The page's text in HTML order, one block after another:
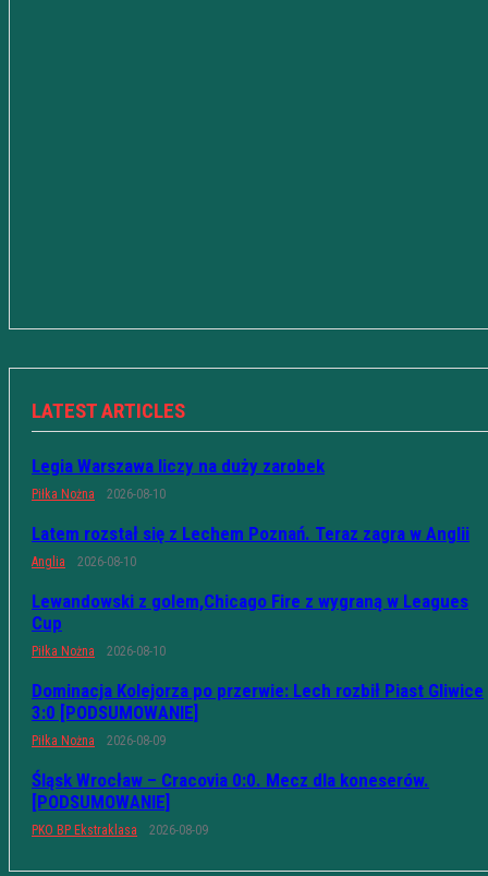
LATEST ARTICLES
Legia Warszawa liczy na duży zarobek
Piłka Nożna 2026-08-10
Latem rozstał się z Lechem Poznań. Teraz zagra w Anglii
Anglia 2026-08-10
Lewandowski z golem,Chicago Fire z wygraną w Leagues
Cup
Piłka Nożna 2026-08-10
Dominacja Kolejorza po przerwie: Lech rozbił Piast Gliwice
3:0 [PODSUMOWANIE]
Piłka Nożna 2026-08-09
Śląsk Wrocław – Cracovia 0:0. Mecz dla koneserów.
[PODSUMOWANIE]
PKO BP Ekstraklasa 2026-08-09